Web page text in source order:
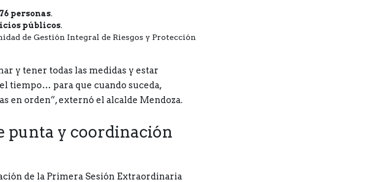
personas.
públicos.
de Gestión Integral de Riesgos y Protección
y tener todas las medidas y estar
tiempo… para que cuando suceda,
en orden”, externó el alcalde Mendoza.
punta y coordinación
de la Primera Sesión Extraordinaria